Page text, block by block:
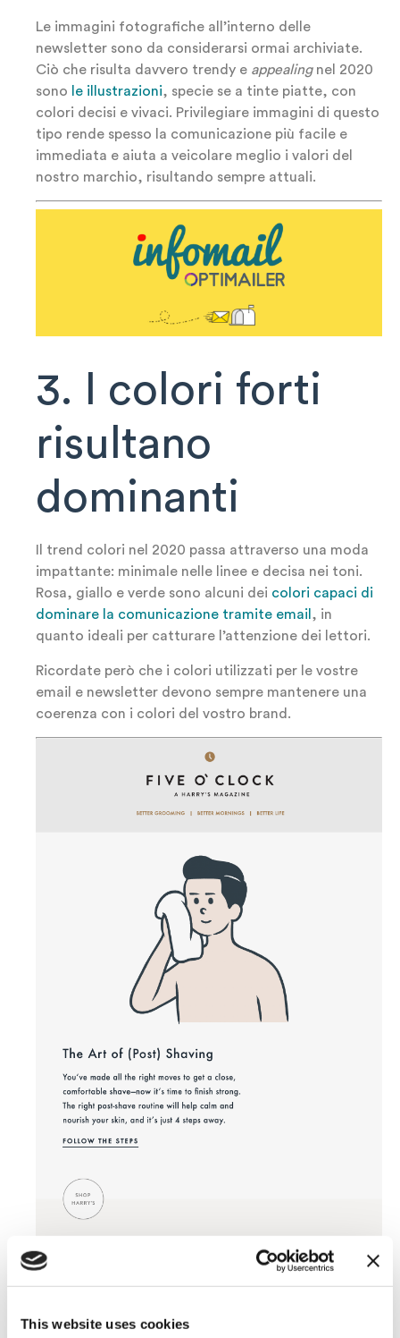
This website uses cookies
Le immagini fotografiche all’interno delle
newsletter sono da considerarsi ormai archiviate.
Ciò che risulta davvero trendy e appealingnel 2020
sono le illustrazioni, specie se a tinte piatte, con
colori decisi e vivaci. Privilegiare immagini di questo
tipo rende spesso la comunicazione più facile e
immediata e aiuta a veicolare meglio i valori del
nostro marchio, risultando sempre attuali.
3. I colori forti
risultano
dominanti
Il trend colori nel 2020 passa attraverso una moda
impattante: minimale nelle linee e decisa nei toni.
Rosa, giallo e verde sono alcuni dei colori capaci di
dominare la comunicazione tramite email , in
quanto ideali per catturare l’attenzione dei lettori.
Ricordate però che i colori utilizzati per le vostre
email e newsletter devono sempre mantenere una
coerenza con i colori del vostro brand.